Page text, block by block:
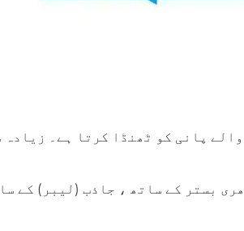
پانی کو ٹھنڈا کرتا ہے۔ زیادہ
بستر کے ساتھ ، جاذب (لیبر) کے